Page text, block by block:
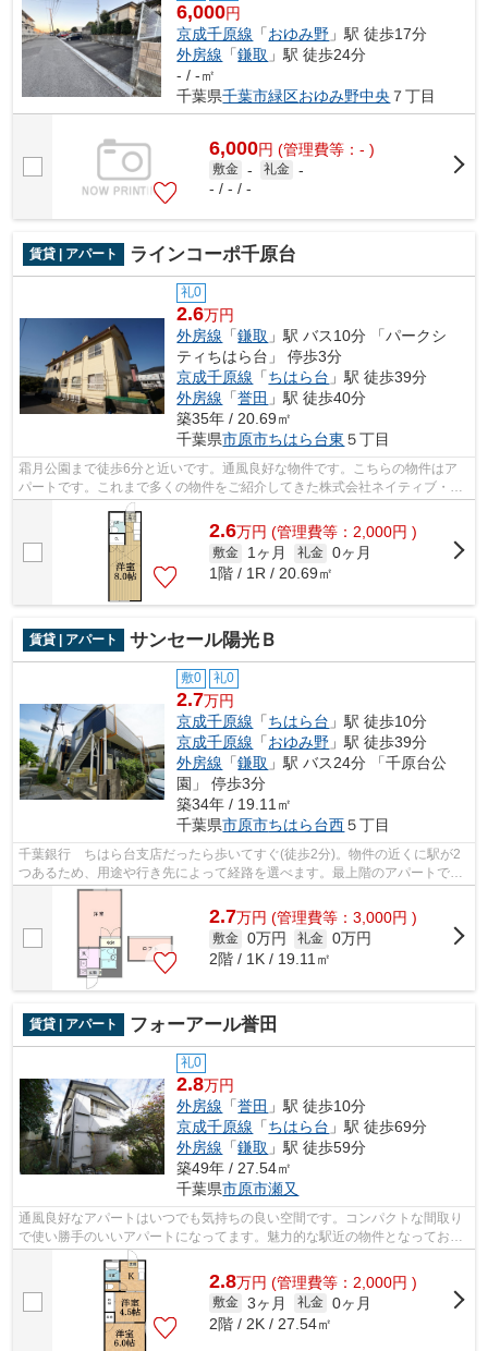
6,000円
京成千原線 「おゆみ野 」駅 徒歩17分
外房線 「鎌取 」駅 徒歩24分
- / -㎡
千葉県千葉市緑区おゆみ野中央 ７丁目
6,000円 (管理費等：- )
敷金 - 礼金 -
- / - / -
賃貸 | アパート ラインコーポ千原台
礼0
2.6万円
外房線 「鎌取 」駅 バス10分 「パークシ
ティちはら台」 停歩3分
京成千原線 「ちはら台 」駅 徒歩39分
外房線 「誉田 」駅 徒歩40分
築35年 / 20.69㎡
千葉県市原市ちはら台東 ５丁目
霜月公園まで徒歩6分と近いです。通風良好な物件です。こちらの物件はア
パートです。これまで多くの物件をご紹介してきた株式会社ネイティブ・ト
ラストだからこそ、ご紹介できる物件が...
2.6万円 (管理費等：2,000円 )
敷金 1ヶ月 礼金 0ヶ月
1階 / 1R / 20.69㎡
賃貸 | アパート サンセール陽光Ｂ
敷0 礼0
2.7万円
京成千原線 「ちはら台 」駅 徒歩10分
京成千原線 「おゆみ野 」駅 徒歩39分
外房線 「鎌取 」駅 バス24分 「千原台公
園」 停歩3分
築34年 / 19.11㎡
千葉県市原市ちはら台西５丁目
千葉銀行 ちはら台支店だったら歩いてすぐ(徒歩2分)。物件の近くに駅が2
つあるため、用途や行き先によって経路を選べます。最上階のアパートで
す。こちらの物件はアパートです。ご来...
2.7万円 (管理費等：3,000円 )
敷金 0万円 礼金 0万円
2階 / 1K / 19.11㎡
賃貸 | アパート フォーアール誉田
礼0
2.8万円
外房線 「誉田 」駅 徒歩10分
京成千原線 「ちはら台 」駅 徒歩69分
外房線 「鎌取 」駅 徒歩59分
築49年 / 27.54㎡
千葉県市原市瀬又
通風良好なアパートはいつでも気持ちの良い空間です。コンパクトな間取り
で使い勝手のいいアパートになってます。魅力的な駅近の物件となってお
り、駅まで徒歩10分となります。最上階...
2.8万円 (管理費等：2,000円 )
敷金 3ヶ月 礼金 0ヶ月
2階 / 2K / 27.54㎡